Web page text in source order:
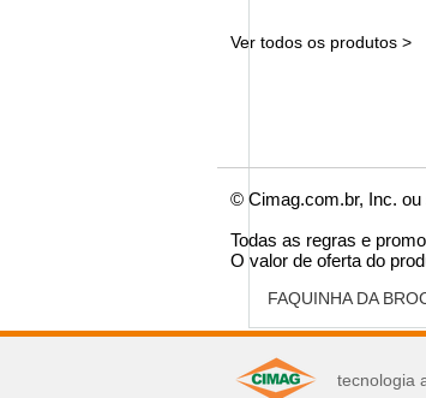
FAQUINHA DA
você pode
Ver todos os produtos >
© Cimag.com.br, Inc. ou
Todas as regras e
O valor de oferta do
tecnologia